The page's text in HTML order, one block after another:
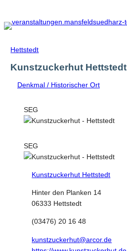
Inhalt
springen
Hettstedt
Kunstzuckerhut Hettstedt
Denkmal / Historischer Ort
SEG
SEG
Kunstzuckerhut Hettstedt
Hinter den Planken 14
06333 Hettstedt
(03476) 20 16 48
kunstzuckerhut@arcor.de